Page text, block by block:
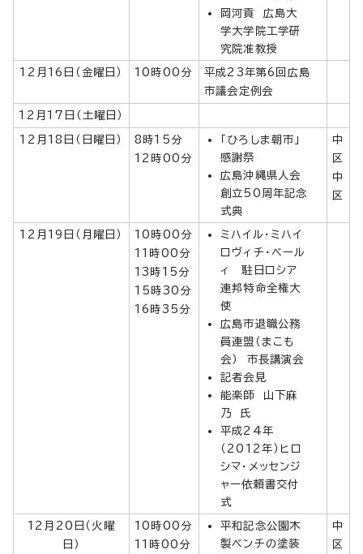
岡河貢 広島大
学大学院工学研
究院准教授
12月16日（金曜日） 10時00分
平成23年第6回広島
市議会定例会
12月17日（土曜日）
12月18日（日曜日）
8時15分
12時00分
「ひろしま朝市」
感謝祭
広島沖縄県人会
創立50周年記念
式典
中
区
中
区
12月19日（月曜日）
10時00分
11時00分
13時15分
15時30分
16時35分
ミハイル・ミハイ
ロヴィチ・ベール
ィ 駐日ロシア
連邦特命全権大
使
広島市退職公務
員連盟（まこも
会） 市長講演会
記者会見
能楽師 山下麻
乃 氏
平成24年
（2012年）ヒロ
シマ・メッセンジ
ャー依頼書交付
式
12月20日（火曜
日）
10時00分
11時00分
平和記念公園木
製ベンチの塗装
中
区